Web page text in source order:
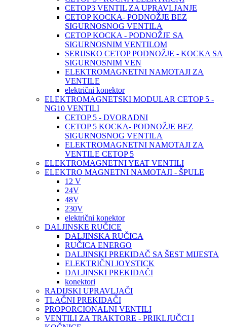
CETOP3 VENTIL ZA UPRAVLJANJE
CETOP KOCKA- PODNOŽJE BEZ
SIGURNOSNOG VENTILA
CETOP KOCKA - PODNOŽJE SA
SIGURNOSNIM VENTILOM
SERIJSKO CETOP PODNOŽJE - KOCKA SA
SIGURNOSNIM VEN
ELEKTROMAGNETNI NAMOTAJI ZA
VENTILE
električni konektor
ELEKTROMAGNETSKI MODULAR CETOP 5 -
NG10 VENTILI
CETOP 5 - DVORADNI
CETOP 5 KOCKA- PODNOŽJE BEZ
SIGURNOSNOG VENTILA
ELEKTROMAGNETNI NAMOTAJI ZA
VENTILE CETOP 5
ELEKTROMAGNETNI YEAT VENTILI
ELEKTRO MAGNETNI NAMOTAJI - ŠPULE
12 V
24V
48V
230V
električni konektor
DALJINSKE RUČICE
DALJINSKA RUČICA
RUČICA ENERGO
DALJINSKI PREKIDAČ SA ŠEST MIJESTA
ELEKTRIČNI JOYSTICK
DALJINSKI PREKIDAČI
konektori
RADIJSKI UPRAVLJAČI
TLAČNI PREKIDAČI
PROPORCIONALNI VENTILI
VENTILI ZA TRAKTORE - PRIKLJUČCI I